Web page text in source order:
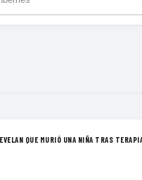
QUE MURIÓ UNA NIÑA TRAS